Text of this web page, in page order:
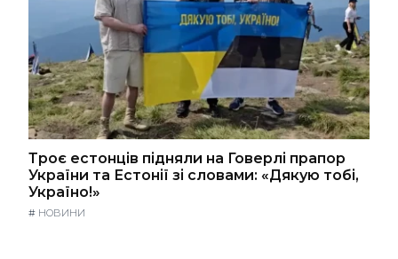
Троє естонців підняли на Говерлі прапор
України та Естонії зі словами: «Дякую тобі,
Україно!»
# НОВИНИ